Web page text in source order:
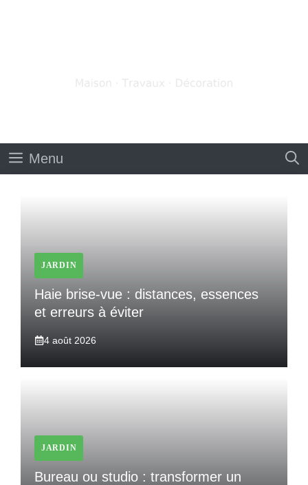
Menu
JARDIN
Haie brise-vue : distances, essences
et erreurs à éviter
4 août 2026
JARDIN
Bureau ou studio : transformer un